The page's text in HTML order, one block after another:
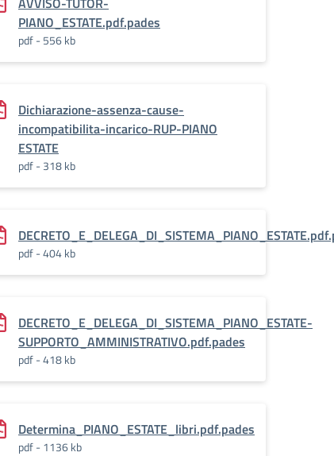
PIANO_ESTATE.pdf.pades
pdf - 556 kb
Dichiarazione-assenza-cause-
incompatibilita-incarico-RUP-PIANO
ESTATE
pdf - 318 kb
pdf - 404 kb
DECRETO_E_DELEGA_DI_SISTEMA_PIANO_ESTATE-
SUPPORTO_AMMINISTRATIVO.pdf.pades
pdf - 418 kb
Determina_PIANO_ESTATE_libri.pdf.pades
pdf - 1136 kb